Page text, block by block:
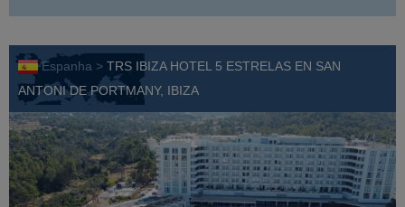
Espanha > TRS IBIZA HOTEL 5 ESTRELAS EN SAN
ANTONI DE PORTMANY, IBIZA